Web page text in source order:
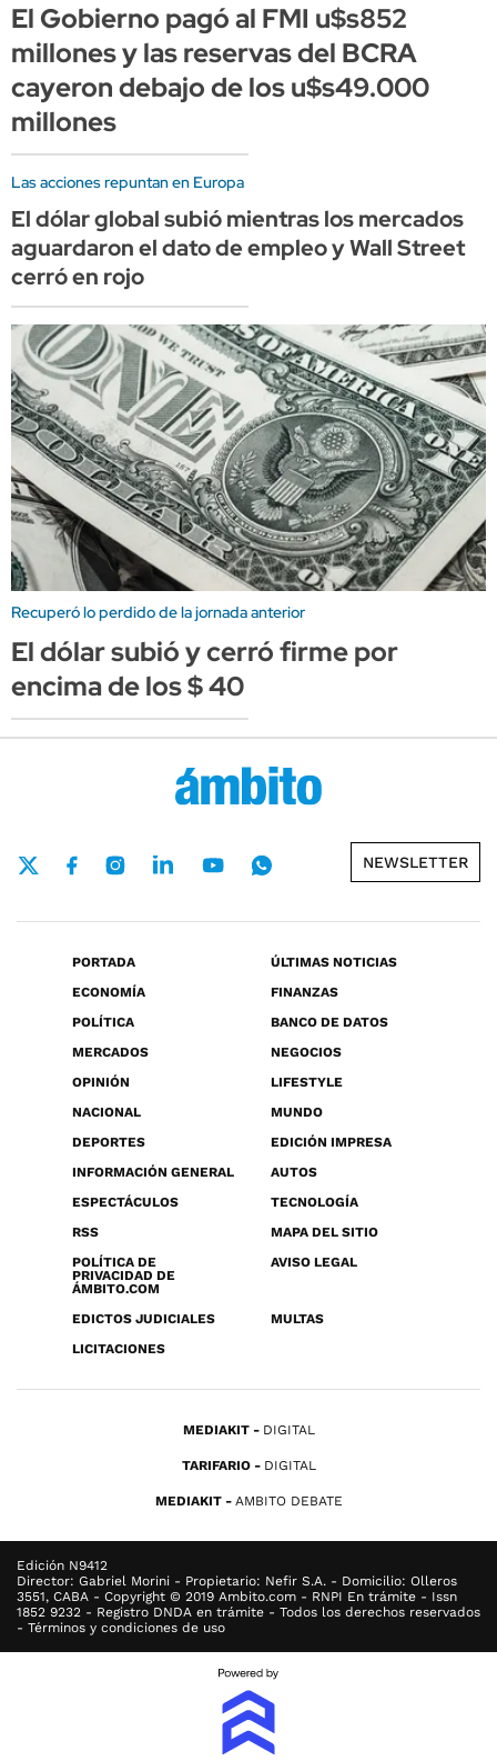
El Gobierno pagó al FMI u$s852
millones y las reservas del BCRA
cayeron debajo de los u$s49.000
millones
Las acciones repuntan en Europa
El dólar global subió mientras los mercados
aguardaron el dato de empleo y Wall Street
cerró en rojo
Recuperó lo perdido de la jornada anterior
El dólar subió y cerró firme por
encima de los $ 40
NEWSLETTER
PORTADA
ÚLTIMAS NOTICIAS
ECONOMÍA
FINANZAS
POLÍTICA
BANCO DE DATOS
MERCADOS
NEGOCIOS
OPINIÓN
LIFESTYLE
NACIONAL
MUNDO
DEPORTES
EDICIÓN IMPRESA
INFORMACIÓN GENERAL
AUTOS
ESPECTÁCULOS
TECNOLOGÍA
RSS
MAPA DEL SITIO
POLÍTICA DE
PRIVACIDAD DE
ÁMBITO.COM
AVISO LEGAL
EDICTOS JUDICIALES
MULTAS
LICITACIONES
MEDIAKIT DIGITAL
TARIFARIO DIGITAL
MEDIAKIT AMBITO DEBATE
Edición N9412
Director: Gabriel Morini - Propietario: Nefir S.A. - Domicilio: Olleros
3551, CABA - Copyright © 2019 Ambito.com - RNPI En trámite - Issn
1852 9232 - Registro DNDA en trámite - Todos los derechos reservados
- Términos y condiciones de uso